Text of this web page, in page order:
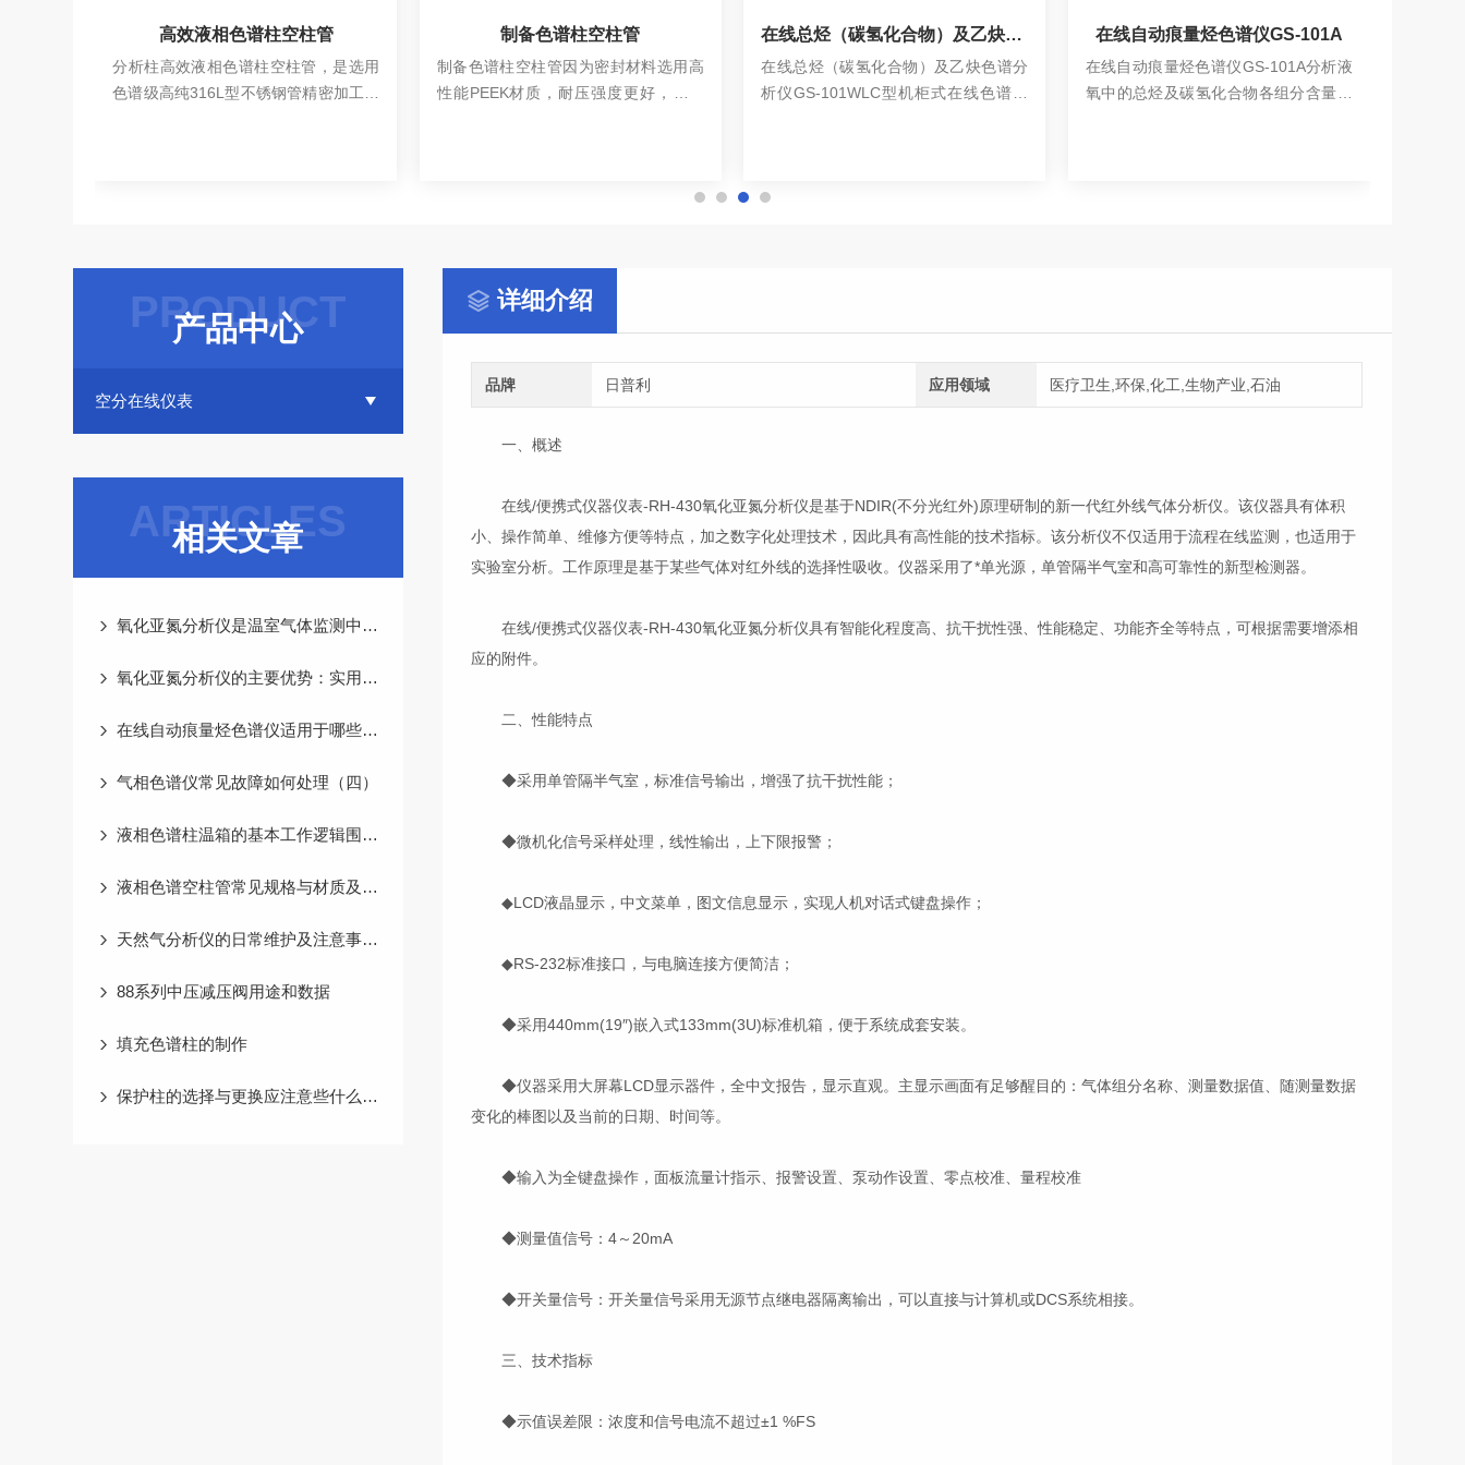
高效液相色谱柱空柱管
分析柱高效液相色谱柱空柱管，是选用
色谱级高纯316L型不锈钢管精密加工，
制备色谱柱空柱管
制备色谱柱空柱管因为密封材料选用高
性能PEEK材质，耐压强度更好，耐压
在线总烃（碳氢化合物）及乙炔色谱分析仪
在线总烃（碳氢化合物）及乙炔色谱分
析仪GS-101WLC型机柜式在线色谱分
分析，并通过RS232...
在线自动痕量烃色谱仪GS-101A
在线自动痕量烃色谱仪GS-101A分析液
氧中的总烃及碳氢化合物各组分含量的
PRODUCT
产品中心
空分在线仪表
ARTICLES
相关文章
氧化亚氮分析仪是温室气体监测中的关键工具
氧化亚氮分析仪的主要优势：实用性与可靠性
在线自动痕量烃色谱仪适用于哪些类型的分析
气相色谱仪常见故障如何处理（四）
液相色谱柱温箱的基本工作逻辑围绕温度恒定展开
液相色谱空柱管常见规格与材质及用途
天然气分析仪的日常维护及注意事项你知道吗
88系列中压减压阀用途和数据
填充色谱柱的制作
保护柱的选择与更换应注意些什么事项
详细介绍
品牌 日普利 应用领域 医疗卫生,环保,化工,生物产业,石油
一、概述
在线/便携式仪器仪表-RH-430氧化亚氮分析仪是基于NDIR(不分光红外)原理研制的新一代红外线气体分析仪。该仪器具有体积
小、操作简单、维修方便等特点，加之数字化处理技术，因此具有高性能的技术指标。该分析仪不仅适用于流程在线监测，也适用于
实验室分析。工作原理是基于某些气体对红外线的选择性吸收。仪器采用了*单光源，单管隔半气室和高可靠性的新型检测器。
在线/便携式仪器仪表-RH-430氧化亚氮分析仪具有智能化程度高、抗干扰性强、性能稳定、功能齐全等特点，可根据需要增添相
应的附件。
二、性能特点
◆采用单管隔半气室，标准信号输出，增强了抗干扰性能；
◆微机化信号采样处理，线性输出，上下限报警；
◆LCD液晶显示，中文菜单，图文信息显示，实现人机对话式键盘操作；
◆RS-232标准接口，与电脑连接方便简洁；
◆采用440mm(19″)嵌入式133mm(3U)标准机箱，便于系统成套安装。
◆仪器采用大屏幕LCD显示器件，全中文报告，显示直观。主显示画面有足够醒目的：气体组分名称、测量数据值、随测量数据
变化的棒图以及当前的日期、时间等。
◆输入为全键盘操作，面板流量计指示、报警设置、泵动作设置、零点校准、量程校准
◆测量值信号：4～20mA
◆开关量信号：开关量信号采用无源节点继电器隔离输出，可以直接与计算机或DCS系统相接。
三、技术指标
◆示值误差限：浓度和信号电流不超过±1 %FS